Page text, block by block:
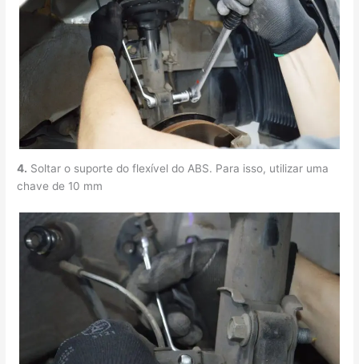
4. Soltar o suporte do flexível do ABS. Para isso, utilizar uma
chave de 10 mm